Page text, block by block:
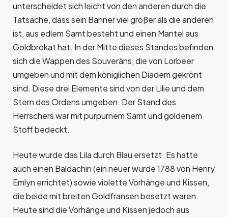
unterscheidet sich leicht von den anderen durch die
Tatsache, dass sein Banner viel größer als die anderen
ist, aus edlem Samt besteht und einen Mantel aus
Goldbrokat hat. In der Mitte dieses Standes befinden
sich die Wappen des Souveräns, die von Lorbeer
umgeben und mit dem königlichen Diadem gekrönt
sind. Diese drei Elemente sind von der Lilie und dem
Stern des Ordens umgeben. Der Stand des
Herrschers war mit purpurnem Samt und goldenem
Stoff bedeckt.
Heute wurde das Lila durch Blau ersetzt. Es hatte
auch einen Baldachin (ein neuer wurde 1788 von Henry
Emlyn errichtet) sowie violette Vorhänge und Kissen,
die beide mit breiten Goldfransen besetzt waren.
Heute sind die Vorhänge und Kissen jedoch aus